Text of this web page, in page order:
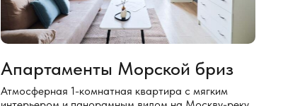
Апартаменты Морской бриз
Атмосферная 1-комнатная квартира с мягким